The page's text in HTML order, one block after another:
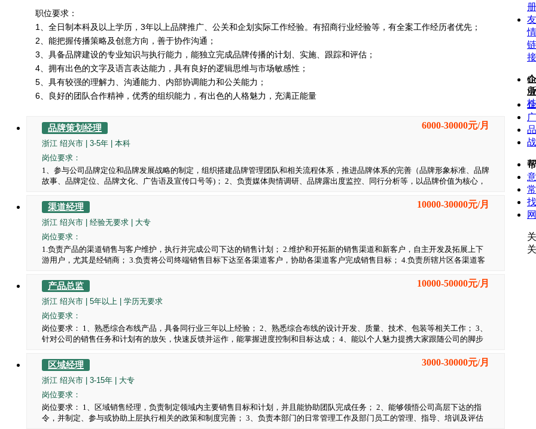
职位要求：
1、全日制本科及以上学历，3年以上品牌推广、公关和企划实际工作经验。有招商行业经验等，有全案工作经历者优先；
2、能把握传播策略及创意方向，善于协作沟通；
3、具备品牌建设的专业知识与执行能力，能独立完成品牌传播的计划、实施、跟踪和评估；
4、拥有出色的文字及语言表达能力，具有良好的逻辑思维与市场敏感性；
5、具有较强的理解力、沟通能力、内部协调能力和公关能力；
6、良好的团队合作精神，优秀的组织能力，有出色的人格魅力，充满正能量
6000-30000元/月
品牌策划经理
浙江 绍兴市 | 3-5年 | 本科
岗位要求：
1、参与公司品牌定位和品牌发展战略的制定，组织搭建品牌管理团队和相关流程体系，推进品牌体系的完善（品牌形象标准、品牌
故事、品牌定位、品牌文化、广告语及宣传口号等)； 2、负责媒体舆情调研、品牌露出度监控、同行分析等，以品牌价值为核心，
与危机公关预警、处理，维护公司品牌及团队形象； 4、整合公司内外部资源，完成品牌策划等工作，负责展会等宣传推广活动。
职位要求： 1、全日制本科及以上学历，3年以上品牌推广、公关和企划实际工作经验。有招商行业经验等，有全案工作经历者优
先； 2、能把握传播策略及创意方向，善于协作沟通； 3、具备品牌建设的专业知识与执行能力，能独立完成品牌传播的计划、实
施、跟踪和评估； 4、拥有出色的文字及语言表达能力，具有良好的逻辑思维与市场敏感性； 5、具有较强的理解力、沟通能力、内
部协调能力和公关能力； 6、良好的团队合作精神，优秀的组织能力，有出色的人格魅力，充满正能量
10000-30000元/月
渠道经理
浙江 绍兴市 | 经验无要求 | 大专
岗位要求：
1.负责产品的渠道销售与客户维护，执行并完成公司下达的销售计划； 2.维护和开拓新的销售渠道和新客户，自主开发及拓展上下
游用户，尤其是经销商； 3.负责将公司终端销售目标下达至各渠道客户，协助各渠道客户完成销售目标； 4.负责所辖片区各渠道客
题，及时有效的反馈公司，并提出整改建议； 6.收集市场信息和竞争者信息，及时向上级部门汇报，并提出和开展应对营销工作。
工作地点不限
10000-50000元/月
产品总监
浙江 绍兴市 | 5年以上 | 学历无要求
岗位要求：
岗位要求： 1、熟悉综合布线产品，具备同行业三年以上经验； 2、熟悉综合布线的设计开发、质量、技术、包装等相关工作； 3、
针对公司的销售任务和计划有的放矢，快速反馈并运作，能掌握进度控制和目标达成； 4、能以个人魅力提携大家跟随公司的脚步
人诚恳，做事踏实，具有强烈的团队合作和开拓精 神，责任心强，心态乐观，在认知和思想上善于开解自己和他人； 2、具备大专
以上学历，懂得ISO9001/14001管理经验者优先； 3、拥有出色分析洞察能力、具备全面深刻管理知识和技能； 4、具备一定的管理
领导能力和沟通组织协调能力。 5、年龄25—40岁之间佳，性别不限，地域不限。 6、诚邀不安于现状，有创业梦想，有强烈的赚
钱欲望和企图心的有志青年才俊加盟。 7、相信人定胜天，没有做不到，只有想不到；只要您敢来挑战，我们将捧以丰厚的礼遇与
之相随。望您具备吃苦耐劳，敢打敢拼的奋斗精神，和一个强壮的体魄来对博，还在等待 什么，想生活无忧，尽快实现财务自由
吗，那么就赶紧过来试试吧！
3000-30000元/月
区域经理
浙江 绍兴市 | 3-15年 | 大专
岗位要求：
岗位要求： 1、区域销售经理，负责制定领域内主要销售目标和计划，并且能协助团队完成任务； 2、能够领悟公司高层下达的指
令，并制定、参与或协助上层执行相关的政策和制度完善； 3、负责本部门的日常管理工作及部门员工的管理、指导、培训及评估
册
友
情
链
接
企